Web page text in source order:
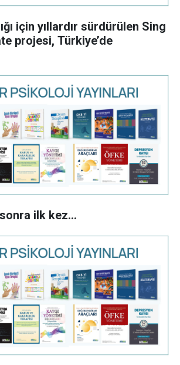
için yıllardır sürdürülen Sing
projesi, Türkiye’de
ilk kez...